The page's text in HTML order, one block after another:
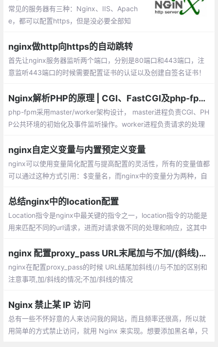
常见的服务器有三种：Nginx、IIS、Apach
e，都可以配置https，但是没必要全部知
会配置Nginx就足够了。在/etc/nginx/conf.
d目录下新建https.conf
nginx做http向https的自动跳转
首先让nginx服务器监听两个端口，分别是80端口和443端口，注
意监听443端口的时候需要配置证书的认证以及创建自签名证书！
出了两个server的配置，可以直接复制到http块中。
Nginx解析PHP的原理 | CGI、FastCGI及php-fpm的关系
php-fpm采用master/worker架构设计， master进程负责CGI、PH
P公共环境的初始化及事件监听操作。worker进程负责请求的处理
这也是php-fpm性能优异的原因之一
nginx自定义变量与内置预定义变量
nginx可以使用变量简化配置与提高配置的灵活性，所有的变量值都
可以通过这种方式引用：$变量名，而nginx中的变量分为两种，自
总结nginx中的location配置
Location指令是nginx中最关键的指令之一，location指令的功能是
用来匹配不同的url请求，进而对请求做不同的处理和响应，这其中
说明。
nginx 配置proxy_pass URL末尾加与不加/(斜线)的区别
nginx在配置proxy_pass的时候 URL结尾加斜线(/)与不加的区别和
注意事项,加/斜线的情况;不加/斜线的情况
Nginx 禁止某 IP 访问
总有一些不怀好意的人来访问我的网站，而且频率还很高，所以就
用简单的方式禁止访问，就用 Nginx 来实现。想要添加黑名单，只